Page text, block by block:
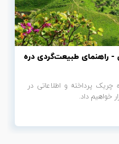
راهنمای طبیعت‌گردی دره
پرداخته و اطلاعاتی در
خواهیم داد.